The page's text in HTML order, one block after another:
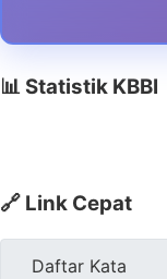
📊 Statistik KBBI
🔗 Link Cepat
Daftar Kata